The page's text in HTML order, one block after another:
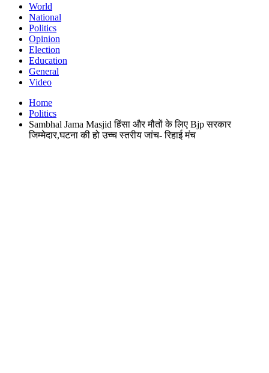
World
National
Politics
Opinion
Election
Education
General
Video
Home
Politics
Sambhal Jama Masjid हिंसा और मौतों के लिए Bjp सरकार
जिम्मेदार,घटना की हो उच्च स्तरीय जांच- रिहाई मंच